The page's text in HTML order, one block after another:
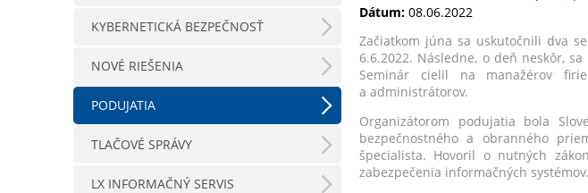
Dátum: 08.06.2022
Začiatkom júna sa uskutočnili dva
6.6.2022. Následne, o deň neskôr,
Seminár cielil na manažérov
a administrátorov.
Organizátorom podujatia bola
bezpečnostného a obranného
špecialista. Hovoril o nutných
zabezpečenia informačných systémov.
KYBERNETICKÁ BEZPEČNOSŤ
NOVÉ RIEŠENIA
PODUJATIA
TLAČOVÉ SPRÁVY
LX INFORMAČNÝ SERVIS